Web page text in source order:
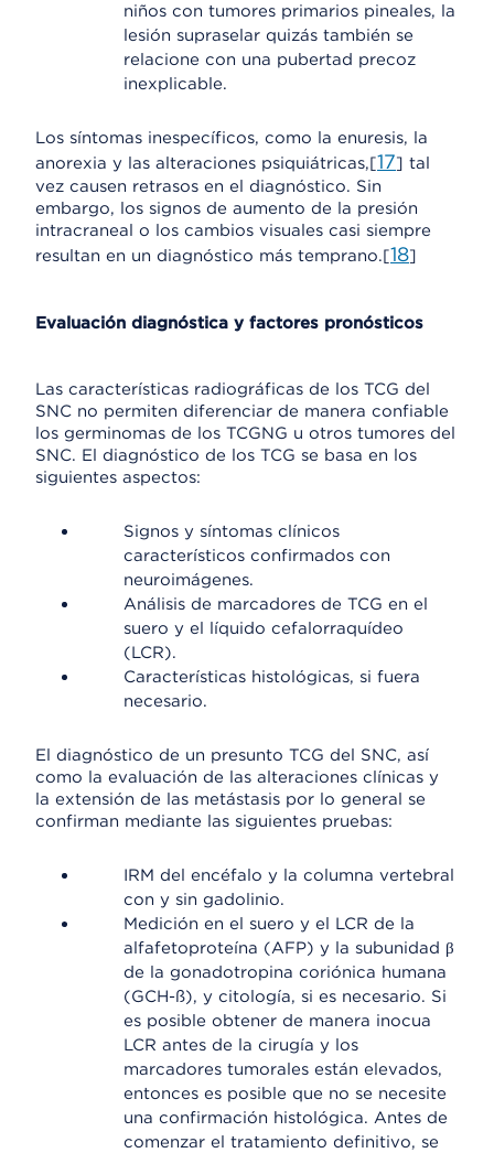
niños con tumores primarios pineales, la
lesión supraselar quizás también se
relacione con una pubertad precoz
inexplicable.
Los síntomas inespecíficos, como la enuresis, la
anorexia y las alteraciones psiquiátricas,[17] tal
vez causen retrasos en el diagnóstico. Sin
embargo, los signos de aumento de la presión
intracraneal o los cambios visuales casi siempre
resultan en un diagnóstico más temprano.[18]
Evaluación diagnóstica y factores pronósticos
Las características radiográficas de los TCG del
SNC no permiten diferenciar de manera confiable
los germinomas de los TCGNG u otros tumores del
SNC. El diagnóstico de los TCG se basa en los
siguientes aspectos:
Signos y síntomas clínicos
característicos confirmados con
neuroimágenes.
Análisis de marcadores de TCG en el
suero y el líquido cefalorraquídeo
(LCR).
Características histológicas, si fuera
necesario.
El diagnóstico de un presunto TCG del SNC, así
como la evaluación de las alteraciones clínicas y
la extensión de las metástasis por lo general se
confirman mediante las siguientes pruebas:
IRM del encéfalo y la columna vertebral
con y sin gadolinio.
Medición en el suero y el LCR de la
alfafetoproteína (AFP) y la subunidad β
de la gonadotropina coriónica humana
(GCH-ß), y citología, si es necesario. Si
es posible obtener de manera inocua
LCR antes de la cirugía y los
marcadores tumorales están elevados,
entonces es posible que no se necesite
una confirmación histológica. Antes de
comenzar el tratamiento definitivo, se